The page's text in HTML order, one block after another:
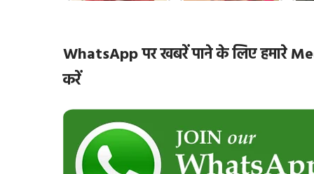
actresses
WhatsApp पर खबरें पाने के लिए हमारे
करें